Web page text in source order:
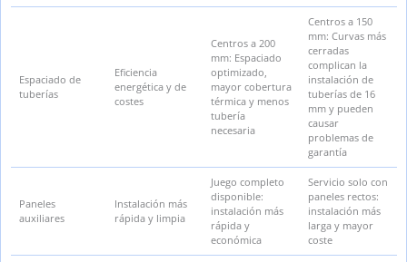
Espaciado de
tuberías
Eficiencia
energética y de
costes
Centros a 200
mm: Espaciado
optimizado,
mayor cobertura
térmica y menos
tubería
necesaria
Centros a 150
mm: Curvas más
cerradas
complican la
instalación de
tuberías de 16
mm y pueden
causar
problemas de
garantía
Paneles
auxiliares
Instalación más
rápida y limpia
Juego completo
disponible:
instalación más
rápida y
económica
Servicio solo con
paneles rectos:
instalación más
larga y mayor
coste